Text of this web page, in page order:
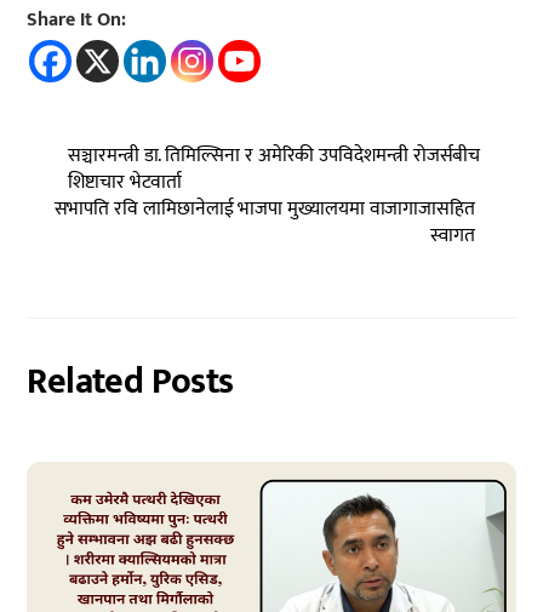
Share It On:
सञ्चारमन्त्री डा. तिमिल्सिना र अमेरिकी उपविदेशमन्त्री रोजर्सबीच
शिष्टाचार भेटवार्ता
सभापति रवि लामिछानेलाई भाजपा मुख्यालयमा वाजागाजासहित
स्वागत
Related Posts